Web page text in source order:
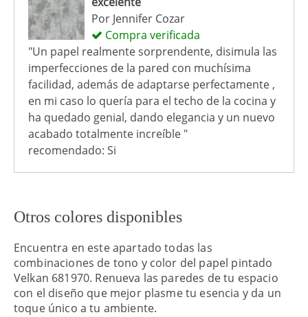
Por Jennifer Cozar
Compra verificada
"Un papel realmente sorprendente, disimula las
imperfecciones de la pared con muchísima
facilidad, además de adaptarse perfectamente ,
en mi caso lo quería para el techo de la cocina y
ha quedado genial, dando elegancia y un nuevo
acabado totalmente increíble "
recomendado: Si
Otros colores disponibles
Encuentra en este apartado todas las
combinaciones de tono y color del papel pintado
Velkan 681970. Renueva las paredes de tu espacio
con el diseño que mejor plasme tu esencia y da un
toque único a tu ambiente.